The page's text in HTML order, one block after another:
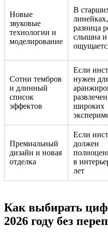
Новые
звуковые
технологии и
моделирование
В
разница
слышна и
Сотни тембров
и длинный
список
эффектов
Если
нужен
широких
Премиальный
дизайн и новая
отделка
Если
должен
в
лет
Как выбирать
2026 году без